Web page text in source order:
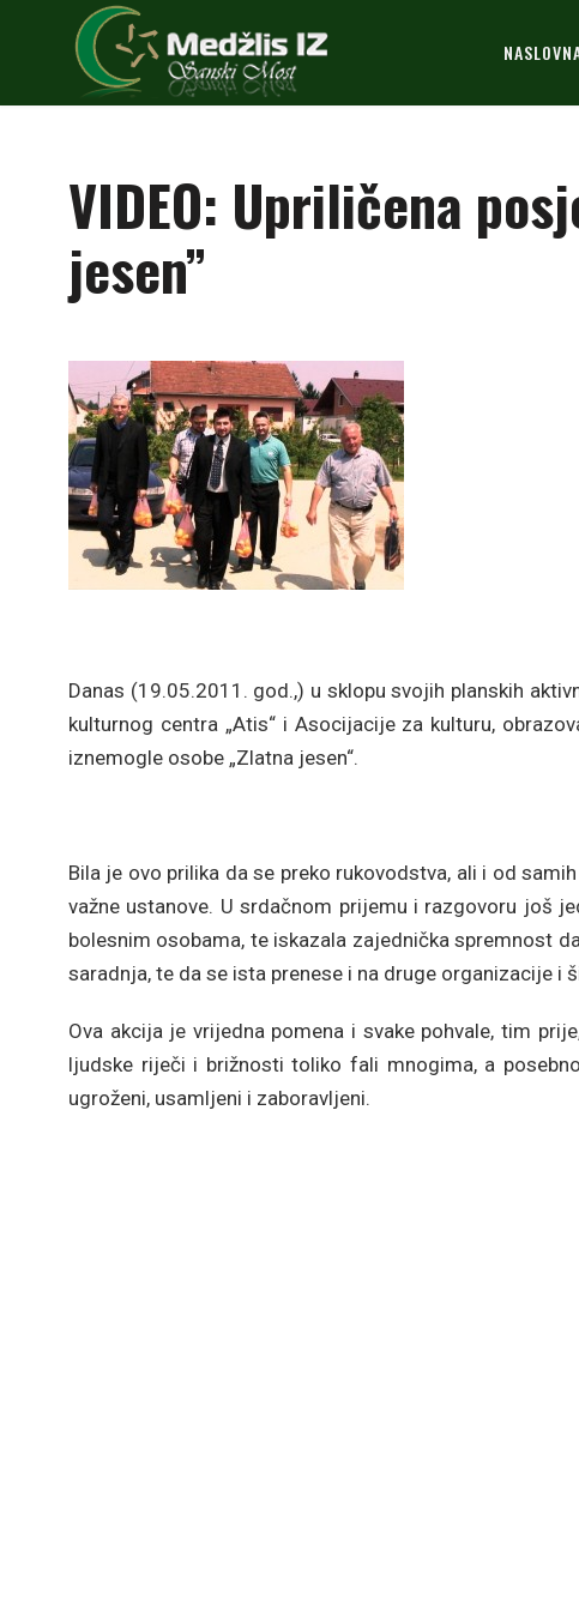
VIDEO: Upriličena
jesen”
Danas (19.05.2011. god.,) u sklopu svojih planskih
kulturnog centra „Atis“ i Asocijacije za kulturu,
iznemogle osobe „Zlatna jesen“.
Bila je ovo prilika da se preko rukovodstva, ali i od
važne ustanove. U srdačnom prijemu i razgovoru još
bolesnim osobama, te iskazala zajednička spremnost
saradnja, te da se ista prenese i na druge organizacije i
Ova akcija je vrijedna pomena i svake pohvale, tim
ljudske riječi i brižnosti toliko fali mnogima, a
ugroženi, usamljeni i zaboravljeni.